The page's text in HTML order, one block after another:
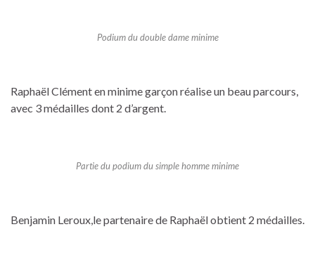
Podium du double dame minime
Raphaël Clément en minime garçon réalise un beau parcours,
avec 3 médailles dont 2 d’argent.
Partie du podium du simple homme minime
Benjamin Leroux,le partenaire de Raphaël obtient 2 médailles.